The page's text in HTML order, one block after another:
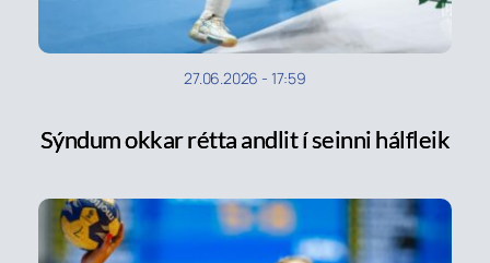
27.06.2026 - 17:59
Sýndum okkar rétta andlit í seinni hálfleik